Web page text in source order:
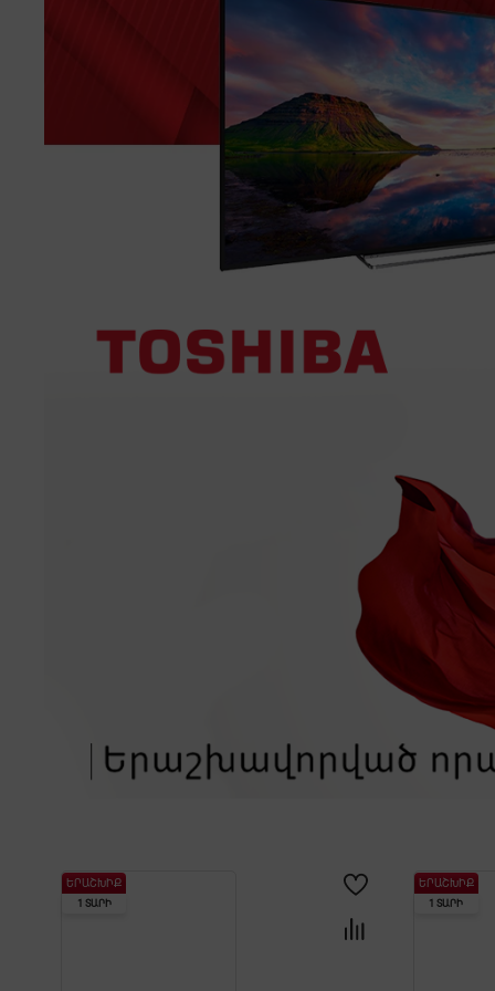
ԵՐԱՇԽԻՔ
1 ՏԱՐԻ
ԵՐԱՇԽԻՔ
1 ՏԱՐԻ